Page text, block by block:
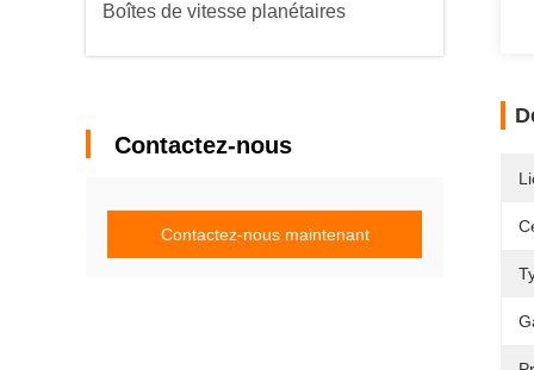
Boîtes de vitesse planétaires
Contactez-nous
Contactez-nous maintenant